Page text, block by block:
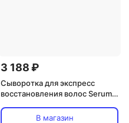
3 188 ₽
Сыворотка для экспресс
восстановления волос Serum
COSMETICSВ магазин